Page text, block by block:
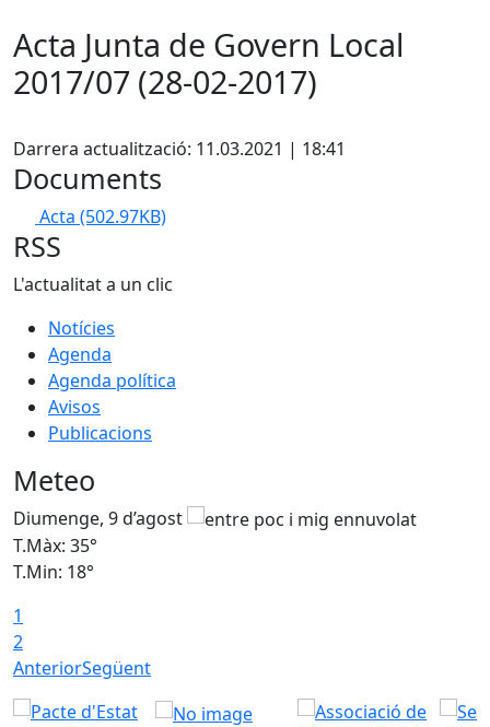
Acta Junta de Govern Local
2017/07 (28-02-2017)
Darrera actualització: 11.03.2021 | 18:41
Documents
Acta (502.97KB)
RSS
L'actualitat a un clic
Notícies
Agenda
Agenda política
Avisos
Publicacions
Meteo
Diumenge, 9 d’agost
T.Màx: 35°
T.Min: 18°
1
2
AnteriorSegüent